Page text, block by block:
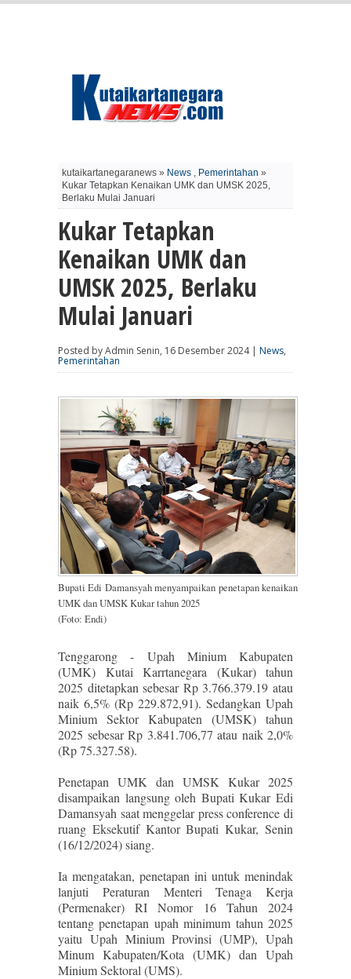
kutaikartanegaranews » News , Pemerintahan »
Kukar Tetapkan Kenaikan UMK dan UMSK 2025,
Berlaku Mulai Januari
Kukar Tetapkan
Kenaikan UMK dan
UMSK 2025, Berlaku
Mulai Januari
Posted by Admin Senin, 16 Desember 2024 | News,
Pemerintahan
Bupati Edi Damansyah menyampaikan penetapan kenaikan
UMK dan UMSK Kukar tahun 2025
(Foto: Endi)
Tenggarong - Upah Minium Kabupaten
(UMK) Kutai Karrtanegara (Kukar) tahun
2025 ditetapkan sebesar Rp 3.766.379.19 atau
naik 6,5% (Rp 229.872,91). Sedangkan Upah
Minium Sektor Kabupaten (UMSK) tahun
2025 sebesar Rp 3.841.706,77 atau naik 2,0%
(Rp 75.327.58).
Penetapan UMK dan UMSK Kukar 2025
disampaikan langsung oleh Bupati Kukar Edi
Damansyah saat menggelar press conference di
ruang Eksekutif Kantor Bupati Kukar, Senin
(16/12/2024) siang.
Ia mengatakan, penetapan ini untuk menindak
lanjuti Peraturan Menteri Tenaga Kerja
(Permenaker) RI Nomor 16 Tahun 2024
tentang penetapan upah minimum tahun 2025
yaitu Upah Minium Provinsi (UMP), Upah
Minum Kabupaten/Kota (UMK) dan Upah
Minium Sektoral (UMS).